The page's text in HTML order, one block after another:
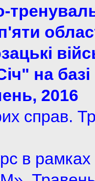
на
2016
справ.
в рамках